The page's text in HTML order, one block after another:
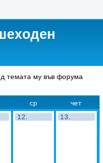
темата му във форума
ср
чет
12. 13.